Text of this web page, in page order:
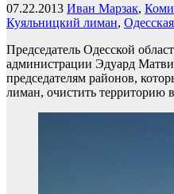
07.22.2013 Иван Марзак,
Куяльницкий лиман,
Председатель Одесской
администрации Эдуард
председателям районов,
лиман, очистить территорию